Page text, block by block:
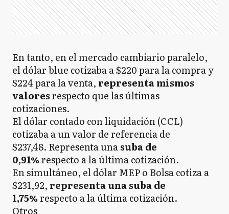
En tanto, en el mercado cambiario paralelo,
el dólar blue cotizaba a $220 para la compra y
$224 para la venta, representa mismos
valoresrespecto que las últimas
cotizaciones.
El dólar contado con liquidación (CCL)
cotizaba a un valor de referencia de
$237,48. Representa unasuba de
0,91%respecto ala última cotización.
En simultáneo, el dólar MEP o Bolsa cotiza a
$231,92, representa una suba de
1,75%respecto a la última cotización.
Otros